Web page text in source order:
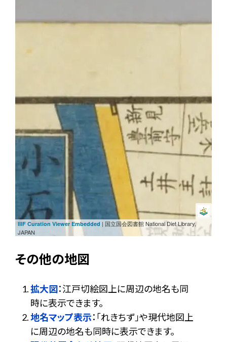
IIIF Curation Viewer Embedded | 国立国会図書館 National Diet Library,
JAPAN
その他の地図
拡大図：江戸切絵図上に周辺の地名も同
時に表示できます。
地名マップ表示：「れきちず」や現代地図上
に周辺の地名も同時に表示できます。